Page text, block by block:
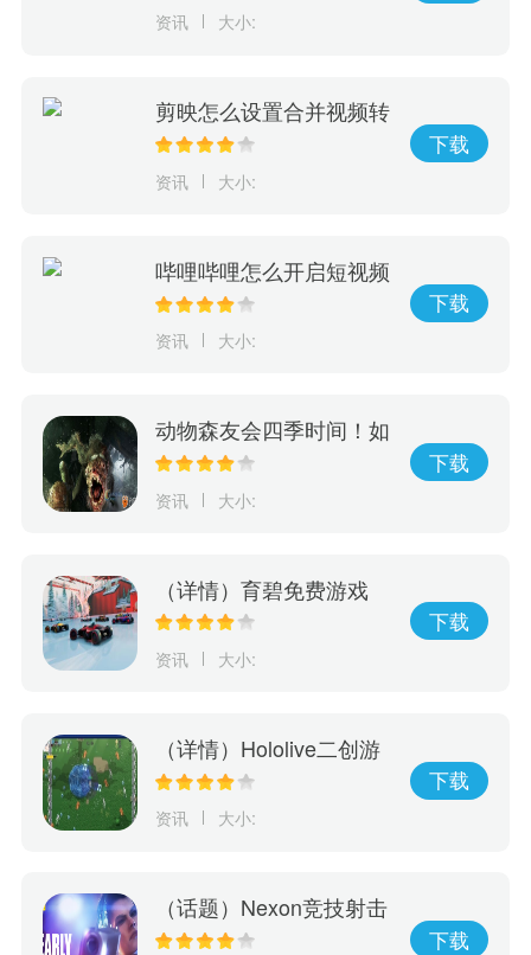
资讯 大小:
剪映怎么设置合并视频转
场
资讯 大小:
下载
哔哩哔哩怎么开启短视频
字幕
资讯 大小:
下载
动物森友会四季时间！如
何利用游戏进行学习，玩
化！
资讯 大小:
下载
（详情）育碧免费游戏
《赛道狂飙》5月15日登
资讯 大小:
下载
（详情）Hololive二创游
戏《Holocure》获Cover
推出
资讯 大小:
下载
（话题）Nexon竞技射击
游戏《幕后高手》5月19
下载